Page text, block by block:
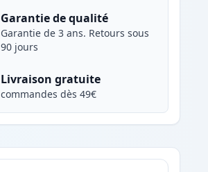
Garantie de qualité
Garantie de 3 ans. Retours sous
90 jours
Livraison gratuite
commandes dès 49€